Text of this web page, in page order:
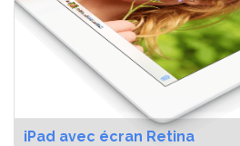
iPad avec écran Retina